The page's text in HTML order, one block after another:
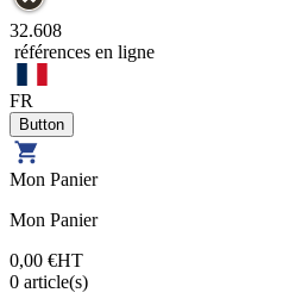
32.608
références en ligne
FR
Mon Panier
Mon Panier
0,00 €HT
0 article(s)